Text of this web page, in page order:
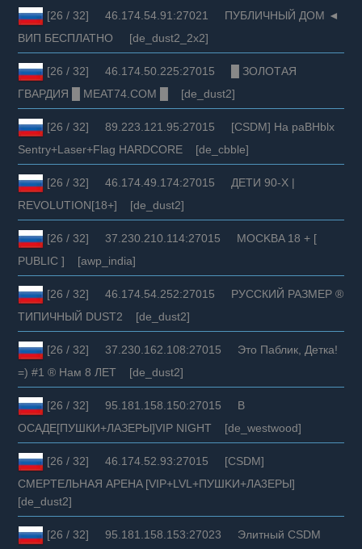
[26 / 32] 46.174.54.91:27021 ПУБЛИЧНЫЙ ДОМ ◄
ВИП БЕСПЛАТНО [de_dust2_2x2]
[26 / 32] 46.174.50.225:27015 █ ЗОЛОТАЯ
ГВАРДИЯ █ MEAT74.COM █ [de_dust2]
[26 / 32] 89.223.121.95:27015 [CSDM] Ha paBHblx
Sentry+Laser+Flag HARDCORE [de_cbble]
[26 / 32] 46.174.49.174:27015 ДЕТИ 90-X |
REVOLUTION[18+] [de_dust2]
[26 / 32] 37.230.210.114:27015 MOCKBA 18 + [
PUBLIC ] [awp_india]
[26 / 32] 46.174.54.252:27015 РУССКИЙ РАЗМЕР ®
ТИПИЧНЫЙ DUST2 [de_dust2]
[26 / 32] 37.230.162.108:27015 Это Паблик, Детка!
=) #1 ® Нам 8 ЛЕТ [de_dust2]
[26 / 32] 95.181.158.150:27015 В
ОСАДЕ[ПУШКИ+ЛАЗЕРЫ]VIP NIGHT [de_westwood]
[26 / 32] 46.174.52.93:27015 [CSDM]
CMEPTEЛЬHAЯ APEHA [VIP+LVL+ПУШKИ+ЛA3EPЫ]
[de_dust2]
[26 / 32] 95.181.158.153:27023 Элитный CSDM